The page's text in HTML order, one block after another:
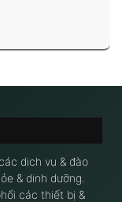
dịch vụ & đào
& dinh dưỡng.
các thiết bị &